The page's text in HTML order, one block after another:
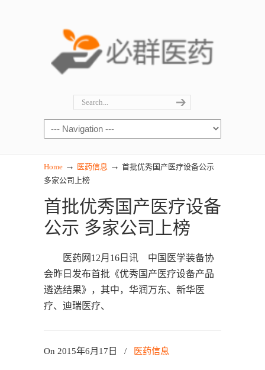
Home → 医药信息 → 首批优秀国产医疗设备公示
多家公司上榜
首批优秀国产医疗设备
公示 多家公司上榜
医药网12月16日讯 中国医学装备协
会昨日发布首批《优秀国产医疗设备产品
遴选结果》，其中，华润万东、新华医
疗、迪瑞医疗、
On 2015年6月17日 / 医药信息